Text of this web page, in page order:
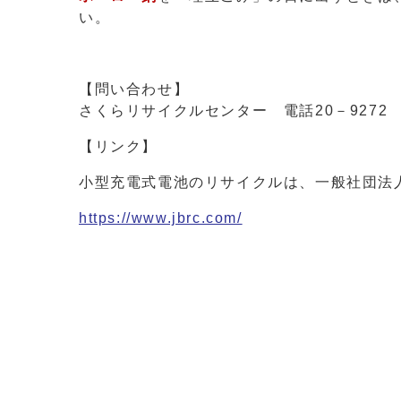
い。
【問い合わせ】
さくらリサイクルセンター 電話20－9272
【リンク】
小型充電式電池のリサイクルは、一般社団法
https://www.jbrc.com/